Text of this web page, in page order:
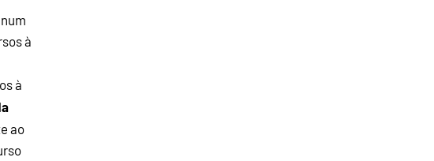
à
à
ao